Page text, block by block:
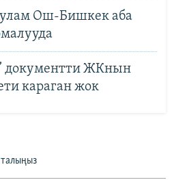
Ош-Бишкек аба
документти ЖКнын
караган жок